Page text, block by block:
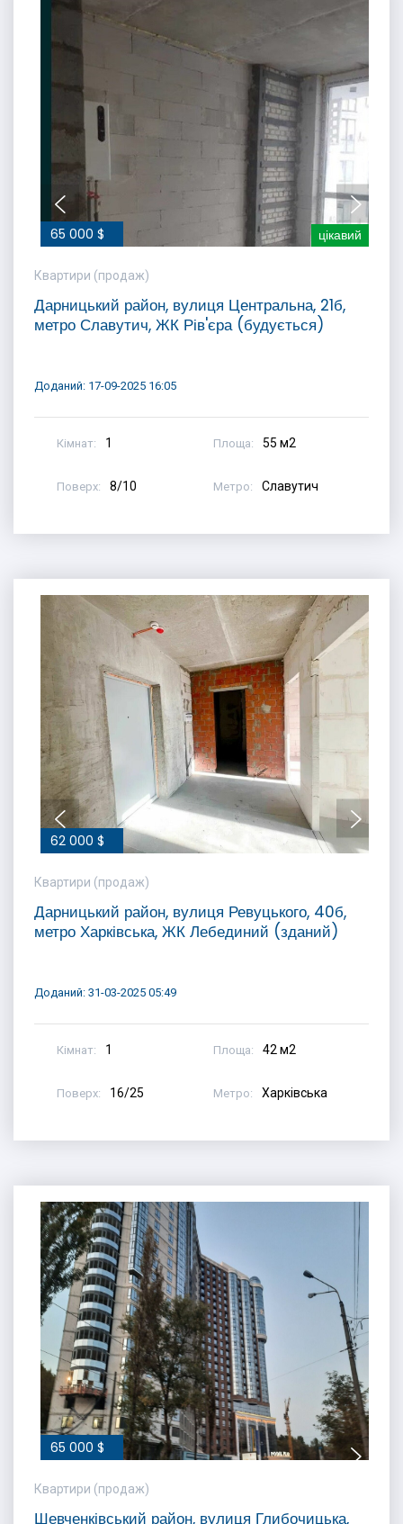
65 000 $ цікавий
Квартири (продаж)
Дарницький район, вулиця Центральна, 21б,
метро Славутич, ЖК Рів'єра (будується)
Доданий: 17-09-2025 16:05
Кімнат: 1 Площа: 55 м2
Поверх: 8/10 Метро: Славутич
62 000 $
Квартири (продаж)
Дарницький район, вулиця Ревуцького, 40б,
метро Харківська, ЖК Лебединий (зданий)
Доданий: 31-03-2025 05:49
Кімнат: 1 Площа: 42 м2
Поверх: 16/25 Метро: Харківська
65 000 $
Квартири (продаж)
Шевченківський район, вулиця Глибочицька,